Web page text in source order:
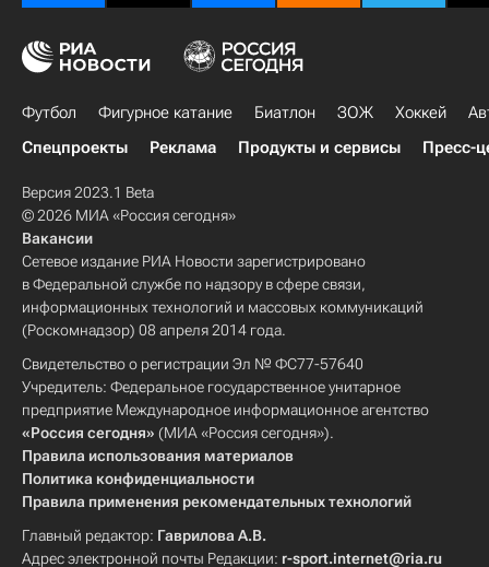
Футбол Фигурное катание Биатлон ЗОЖ Хоккей
Спецпроекты
Реклама Продукты и сервисы Пресс-
Версия 2023.1 Beta
© 2026 МИА «Россия сегодня»
Вакансии
Сетевое издание РИА Новости зарегистрировано
в Федеральной службе по надзору в сфере связи,
информационных технологий и массовых коммуникаций
(Роскомнадзор) 08 апреля 2014 года.
Свидетельство о регистрации Эл № ФС77-57640
Учредитель: Федеральное государственное унитарное
предприятие Международное информационное агентство
«Россия сегодня» (МИА «Россия сегодня»).
Правила использования материалов
Политика конфиденциальности
Правила применения рекомендательных технологий
Главный редактор: Гаврилова А.В.
Адрес электронной почты Редакции: r-sport.internet@ria.ru